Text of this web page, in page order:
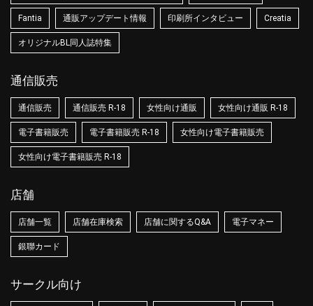
Fantia 通販アップデート情報 印刷所インタビュー Creatia
オリジナルBL同人誌特集
通信販売
通信販売 通信販売 R-18 女性向け通販 女性向け通販 R-18
電子書籍販売 電子書籍販売 R-18 女性向け電子書籍販売
女性向け電子書籍販売 R-18
店舗
店舗一覧 店舗在庫検索 店舗に関するQ&A 電子マネー
銀聯カード
サークル向け